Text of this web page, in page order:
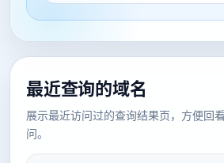
最近查询的域名
展示最近访问过的查询结果页，方便回
问。